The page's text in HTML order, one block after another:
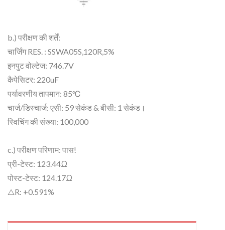
b.) परीक्षण की शर्तें:
चार्जिंग RES. : SSWA05S,120R,5%
इनपुट वोल्टेज: 746.7V
कैपेसिटर: 220uF
पर्यावरणीय तापमान: 85℃
चार्ज/डिस्चार्ज: एसी: 59 सेकंड & बीसी: 1 सेकंड।
स्विचिंग की संख्या: 100,000
c.) परीक्षण परिणाम: पास!
प्री-टेस्ट: 123.44Ω
पोस्ट-टेस्ट: 124.17Ω
△R: +0.591%